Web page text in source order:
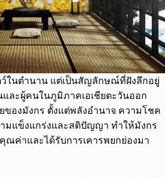
ว์ในตำนาน แต่เป็นสัญลักษณ์ที่ฝังลึกอยู่
ะผู้คนในภูมิภาคเอเชียตะวันออก
องมังกร ตั้งแต่พลังอำนาจ ความโชค
มแข็งแกร่งและสติปัญญา ทำให้มังกร
ค่าและได้รับการเคารพยกย่องมา